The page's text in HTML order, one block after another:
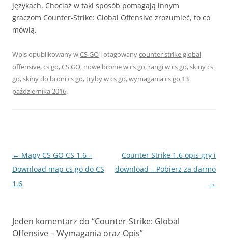
językach. Chociaż w taki sposób pomagają innym
graczom Counter-Strike: Global Offensive zrozumieć, to co
mówią.
Wpis opublikowany wCS GO i otagowanycounter strike global
offensive,cs go,CS:GO, nowe bronie w cs go, rangi w cs go,skiny cs
go,skiny do broni cs go,tryby w cs go,wymagania cs go 13
października 2016.
Nawigacja
wpisu
← Mapy CS GO CS 1.6 –
Download map cs go do CS
1.6
Counter Strike 1.6 opis gry i
download – Pobierz za darmo
→
Jeden komentarz do “Counter-Strike: Global
Offensive – Wymagania oraz Opis”